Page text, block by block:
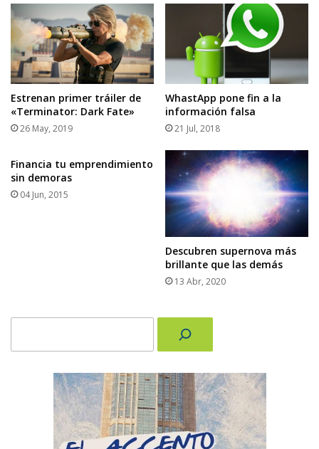
Estrenan primer tráiler de
«Terminator: Dark Fate»
26 May, 2019
WhastApp pone fin a la
información falsa
21 Jul, 2018
Financia tu emprendimiento
sin demoras
04 Jun, 2015
Descubren supernova más
brillante que las demás
13 Abr, 2020